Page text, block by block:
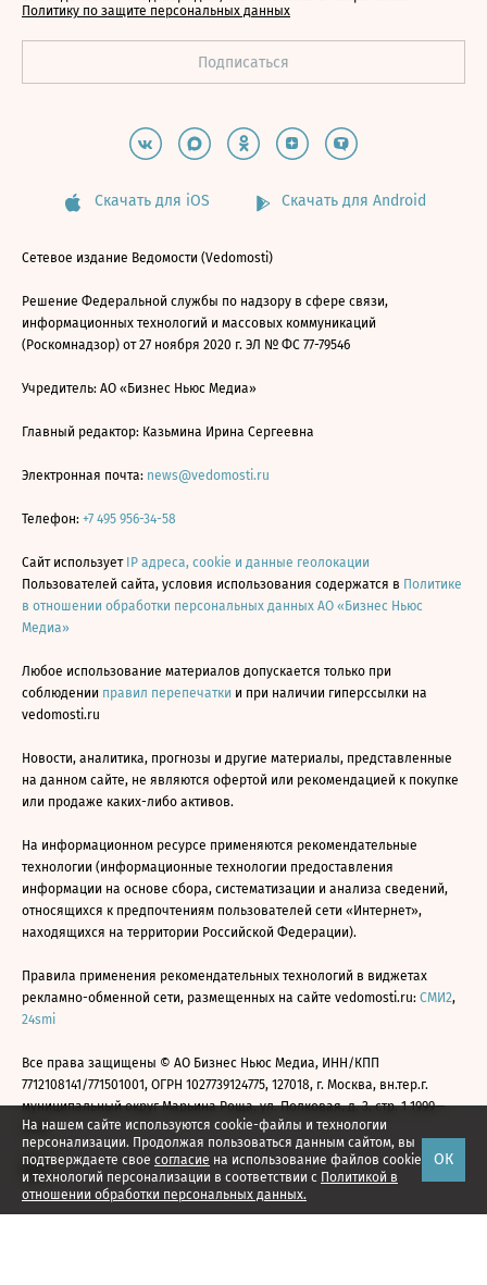
На нашем сайте используются cookie-файлы и технологии
персонализации. Продолжая пользоваться данным сайтом, вы
подтверждаете свое согласие на использование файлов cookie
и технологий персонализации в соответствии с Политикой в
отношении обработки персональных данных.
ОК
Политику по защите персональных данных
Скачать для iOS Скачать для Android
Сетевое издание Ведомости (Vedomosti)
Решение Федеральной службы по надзору в сфере связи,
информационных технологий и массовых коммуникаций
(Роскомнадзор) от 27 ноября 2020 г. ЭЛ № ФС 77-79546
Учредитель: АО «Бизнес Ньюс Медиа»
Главный редактор: Казьмина Ирина Сергеевна
Электронная почта: news@vedomosti.ru
Телефон: +7 495 956-34-58
Сайт использует IP адреса, cookie и данные геолокации
Пользователей сайта, условия использования содержатся в Политике
в отношении обработки персональных данных АО «Бизнес Ньюс
Медиа»
Любое использование материалов допускается только при
соблюдении правил перепечатки и при наличии гиперссылки на
vedomosti.ru
Новости, аналитика, прогнозы и другие материалы, представленные
на данном сайте, не являются офертой или рекомендацией к покупке
или продаже каких-либо активов.
На информационном ресурсе применяются рекомендательные
технологии (информационные технологии предоставления
информации на основе сбора, систематизации и анализа сведений,
относящихся к предпочтениям пользователей сети «Интернет»,
находящихся на территории Российской Федерации).
Правила применения рекомендательных технологий в виджетах
рекламно-обменной сети, размещенных на сайте vedomosti.ru: СМИ2,
24smi
Все права защищены © АО Бизнес Ньюс Медиа, ИНН/КПП
7712108141/771501001, ОГРН 1027739124775, 127018, г. Москва, вн.тер.г.
муниципальный округ Марьина Роща, ул. Полковая, д. 3, стр. 1 1999—
2026